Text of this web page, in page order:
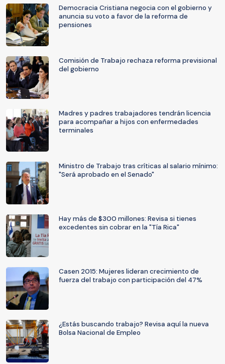
Democracia Cristiana negocia con el gobierno y
anuncia su voto a favor de la reforma de
pensiones
Comisión de Trabajo rechaza reforma previsional
del gobierno
Madres y padres trabajadores tendrán licencia
para acompañar a hijos con enfermedades
terminales
Ministro de Trabajo tras críticas al salario mínimo:
"Será aprobado en el Senado"
Hay más de $300 millones: Revisa si tienes
excedentes sin cobrar en la "Tía Rica"
Casen 2015: Mujeres lideran crecimiento de
fuerza del trabajo con participación del 47%
¿Estás buscando trabajo? Revisa aquí la nueva
Bolsa Nacional de Empleo